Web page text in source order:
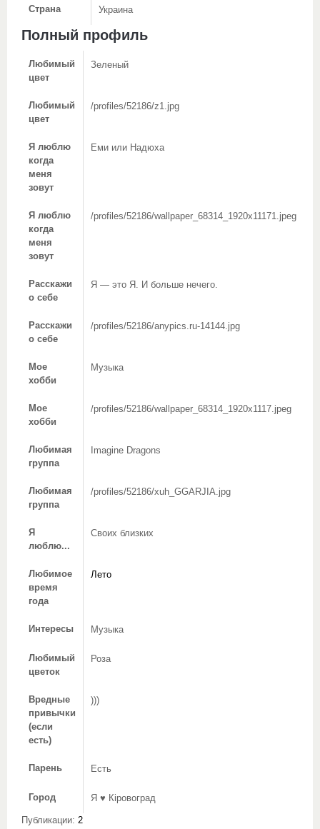
Страна Украина
Полный профиль
Любимый
цвет
Зеленый
Любимый
цвет
/profiles/52186/z1.jpg
Я люблю
когда
меня
зовут
Еми или Надюха
Я люблю
когда
меня
зовут
/profiles/52186/wallpaper_68314_1920x11171.jpeg
Расскажи
о себе
Я — это Я. И больше нечего.
Расскажи
о себе
/profiles/52186/anypics.ru-14144.jpg
Мое
хобби
Музыка
Мое
хобби
/profiles/52186/wallpaper_68314_1920x1117.jpeg
Любимая
группа
Imagine Dragons
Любимая
группа
/profiles/52186/xuh_GGARJIA.jpg
Я
люблю...
Своих близких
Любимое
время
года
Лето
Интересы Музыка
Любимый
цветок
Роза
Вредные
привычки
(если
есть)
)))
Парень Есть
Город Я ♥ Кіровоград
Публикации: 2